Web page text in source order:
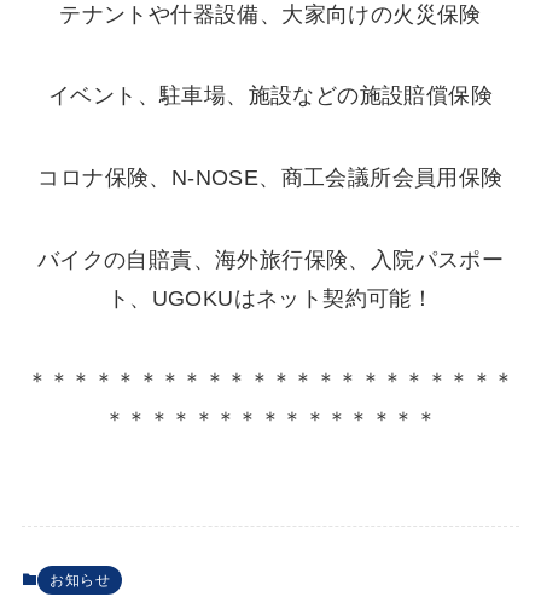
テナントや什器設備、大家向けの火災保険
イベント、駐車場、施設などの施設賠償保険
コロナ保険、N-NOSE、商工会議所会員用保険
バイクの自賠責、海外旅行保険、入院パスポー
ト、UGOKUはネット契約可能！
＊＊＊＊＊＊＊＊＊＊＊＊＊＊＊＊＊＊＊＊＊＊
＊＊＊＊＊＊＊＊＊＊＊＊＊＊＊
お知らせ